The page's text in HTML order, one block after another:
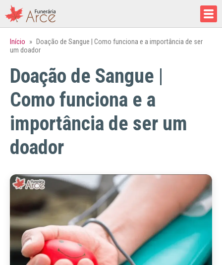
Início » Doação de Sangue | Como funciona e a importância de ser
um doador
Doação de Sangue |
Como funciona e a
importância de ser um
doador